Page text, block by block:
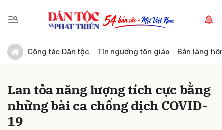
Công tác Dân tộc Tín ngưỡng tôn giáo Bản làng
Lan tỏa năng lượng tích cực bằng
những bài ca chống dịch COVID-
19
Gửi bình luận